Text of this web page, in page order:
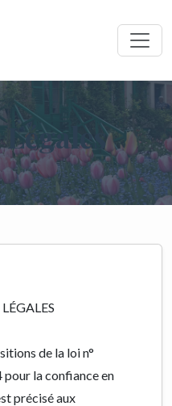
de la loi n°
la confiance en
précisé aux